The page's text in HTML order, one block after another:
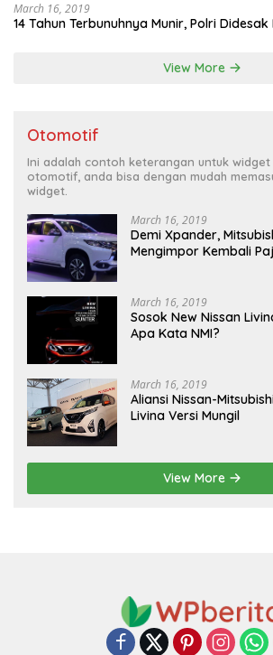
March 16, 2019
14 Tahun Terbunuhnya Munir, Polri
View More
Otomotif
Ini adalah contoh keterangan untuk
otomotif, anda bisa dengan mudah
widget.
March 16, 2019
Demi Xpander,
Mengimpor Kembali
March 16, 2019
Sosok New Nissan
Apa Kata NMI?
March 16, 2019
Aliansi Nissan-
Livina Versi Mungil
View More